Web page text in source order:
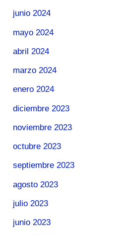
junio 2024
mayo 2024
abril 2024
marzo 2024
enero 2024
diciembre 2023
noviembre 2023
octubre 2023
septiembre 2023
agosto 2023
julio 2023
junio 2023